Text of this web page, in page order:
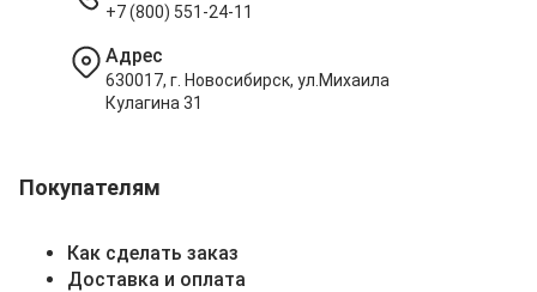
Покупателям
Как сделать заказ
Доставка и оплата
+7 (800) 551-24-11
Адрес
630017, г. Новосибирск, ул.Михаила
Кулагина 31